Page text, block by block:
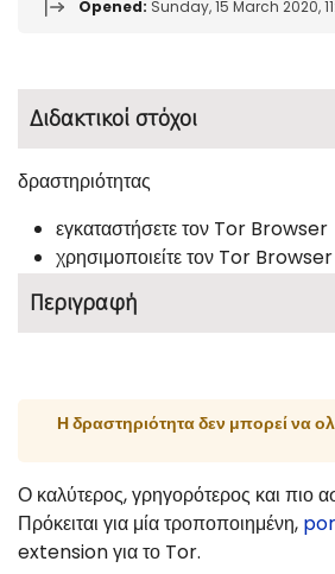
Opened: Sunday, 15 March 2020,
Διδακτικοί στόχοι
δραστηριότητας
εγκαταστήσετε τον Tor Browser
χρησιμοποιείτε τον Tor
Περιγραφή
Η δραστηριότητα δεν μπορεί να
Ο καλύτερος, γρηγορότερος και πιο
Πρόκειται για μία τροποποιημένη,
extension για το Tor.